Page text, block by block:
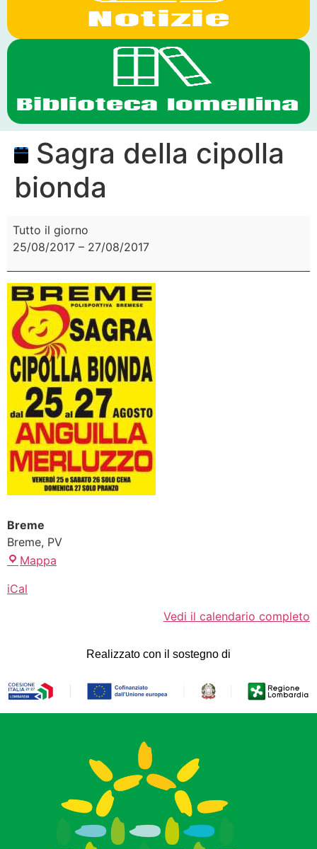
Sagra della cipolla
bionda
Tutto il giorno
25/08/2017 – 27/08/2017
Breme
Breme, PV
Mappa
iCal
Vedi il calendario completo
Realizzato con il sostegno di